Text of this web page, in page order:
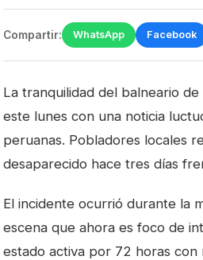
Compartir: WhatsApp Facebook
La tranquilidad del balneario
este lunes con una noticia
peruanas. Pobladores locales
desaparecido hace tres días
El incidente ocurrió durante la
escena que ahora es foco de
estado activa por 72 horas